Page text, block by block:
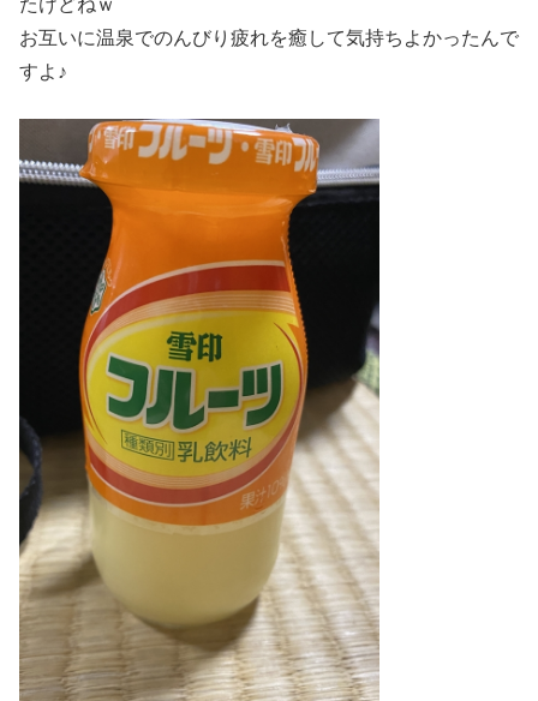
お互いに温泉でのんびり疲れを癒して気持ちよかったんで
すよ♪